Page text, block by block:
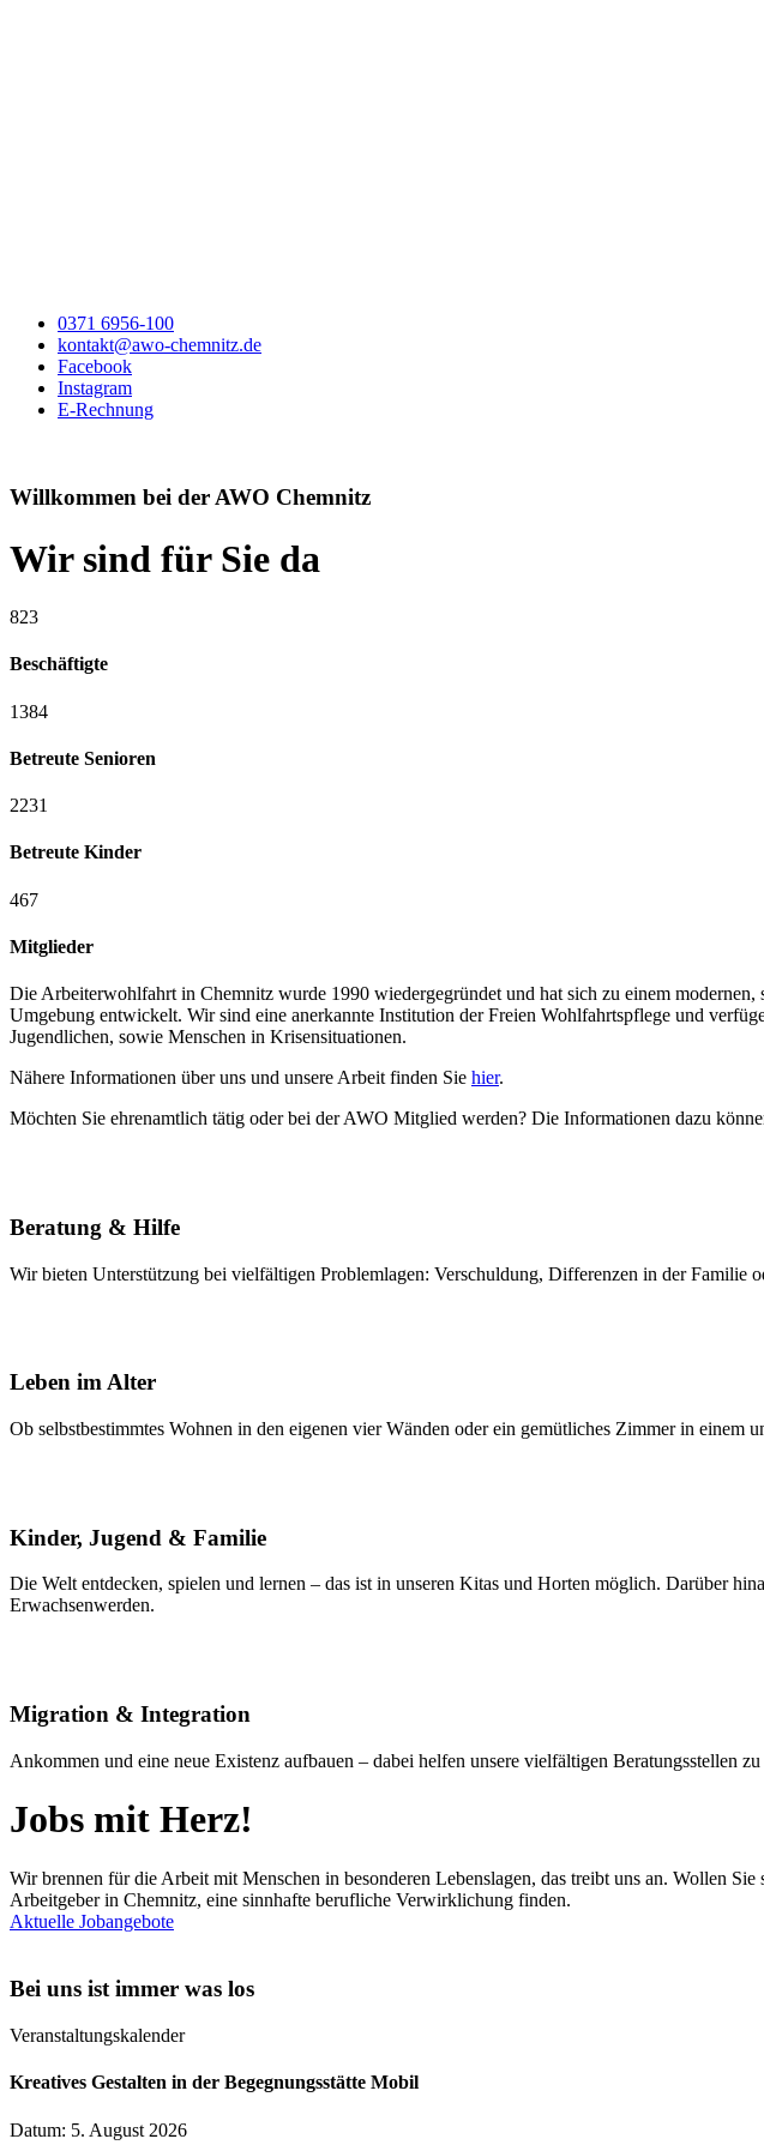
0371 6956-100
kontakt@awo-chemnitz.de
Facebook
Instagram
E-Rechnung
Willkommen bei der AWO Chemnitz
Wir sind für Sie da
823
Beschäftigte
1384
Betreute Senioren
2231
Betreute Kinder
467
Mitglieder
Die Arbeiterwohlfahrt in Chemnitz wurde 1990 wiedergegründet und hat sich zu einem
Umgebung entwickelt. Wir sind eine anerkannte Institution der Freien Wohlfahrtspflege und
Jugendlichen, sowie Menschen in Krisensituationen.
Nähere Informationen über uns und unsere Arbeit finden Sie hier.
Möchten Sie ehrenamtlich tätig oder bei der AWO Mitglied werden? Die Informationen dazu
Beratung & Hilfe
Wir bieten Unterstützung bei vielfältigen Problemlagen: Verschuldung, Differenzen in der
Leben im Alter
Ob selbstbestimmtes Wohnen in den eigenen vier Wänden oder ein gemütliches Zimmer in einem
Kinder, Jugend & Familie
Die Welt entdecken, spielen und lernen – das ist in unseren Kitas und Horten möglich. Darüber
Erwachsenwerden.
Migration & Integration
Ankommen und eine neue Existenz aufbauen – dabei helfen unsere vielfältigen Beratungsstellen
Jobs mit Herz!
Wir brennen für die Arbeit mit Menschen in besonderen Lebenslagen, das treibt uns an. Wollen
Arbeitgeber in Chemnitz, eine sinnhafte berufliche Verwirklichung finden.
Aktuelle Jobangebote
Bei uns ist immer was los
Veranstaltungskalender
Kreatives Gestalten in der Begegnungsstätte Mobil
Datum: 5. August 2026